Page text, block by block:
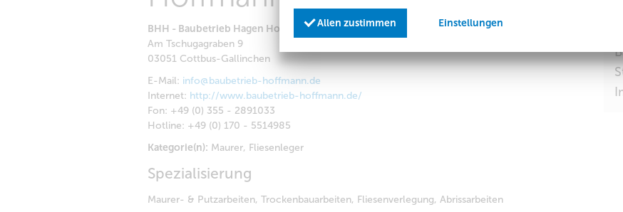
BHH - Baubetrieb Hagen Hoffmann
Am Tschugagraben 9
03051 Cottbus-Gallinchen
E-Mail: info@baubetrieb-hoffmann.de
Internet: http://www.baubetrieb-hoffmann.de/
Fon: +49 (0) 355 - 2891033
Hotline: +49 (0) 170 - 5514985
Kategorie(n): Maurer, Fliesenleger
Spezialisierung
Maurer- & Putzarbeiten, Trockenbauarbeiten, Fliesenverlegung, Abrissarbeiten
Allen zustimmen Einstellungen